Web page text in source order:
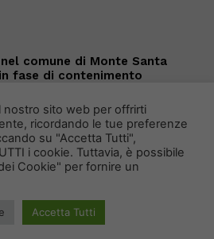
comune di Monte Santa
fase di contenimento
Primo Piano Notizie
nostro sito web per offrirti
ricordando le tue preferenze
su "Accetta Tutti",
i cookie. Tuttavia, è possibile
Cookie" per fornire un
Accetta Tutti